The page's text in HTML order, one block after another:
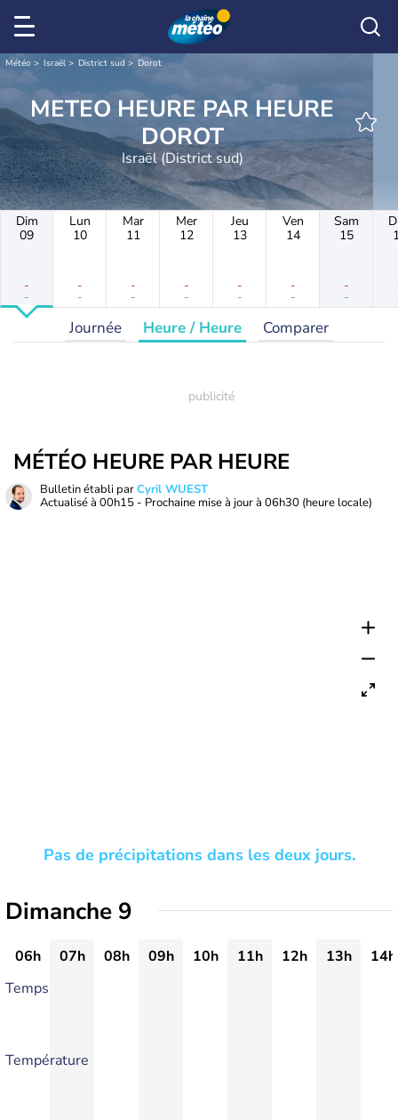
Météo Israël District sud Dorot
METEO HEURE PAR HEURE
DOROT
Israël (District sud)
Dim
09
-
-
Lun
10
-
-
Mar
11
-
-
Mer
12
-
-
Jeu
13
-
-
Ven
14
-
-
Sam
15
-
-
Journée Heure / Heure Comparer
MÉTÉO HEURE PAR HEURE
Bulletin établi parCyril WUEST
Actualisé à 00h15 - Prochaine mise à jour à 06h30 (heure locale)
Pas de précipitations dans les deux jours.
Dimanche 9
06h 07h 08h 09h 10h 11h 12h 13h
14h
Temps
Température